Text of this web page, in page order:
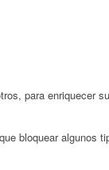
para enriquecer
bloquear algunos